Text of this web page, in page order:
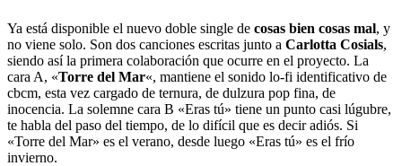
Ya está disponible el nuevo doble single de cosas bien cosas mal, y
no viene solo. Son dos canciones escritas junto a Carlotta Cosials,
siendo así la primera colaboración que ocurre en el proyecto. La
cara A, «Torre del Mar«, mantiene el sonido lo-fi identificativo de
cbcm, esta vez cargado de ternura, de dulzura pop fina, de
inocencia. La solemne cara B «Eras tú» tiene un punto casi lúgubre,
te habla del paso del tiempo, de lo difícil que es decir adiós. Si
«Torre del Mar» es el verano, desde luego «Eras tú» es el frío
invierno.